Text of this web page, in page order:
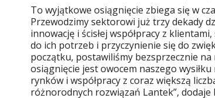
To wyjątkowe osiągnięcie zbiega się w
Przewodzimy sektorowi już trzy dekady
innowację i ścisłej współpracy z
do ich potrzeb i przyczynienie się do
początku, postawiliśmy bezsprzecznie
osiągnięcie jest owocem naszego
rynków i współpracy z coraz większą
różnorodnych rozwiązań Lantek”,